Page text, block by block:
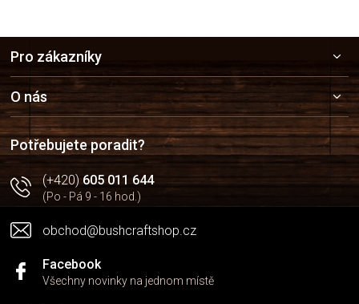
a
t
í
Pro zákazníky
O nás
Potřebujete poradit?
(+420)605 011 644
(Po - Pá 9 - 16 hod.)
obchod@bushcraftshop.cz
Facebook
Všechny novinky na jednom místě